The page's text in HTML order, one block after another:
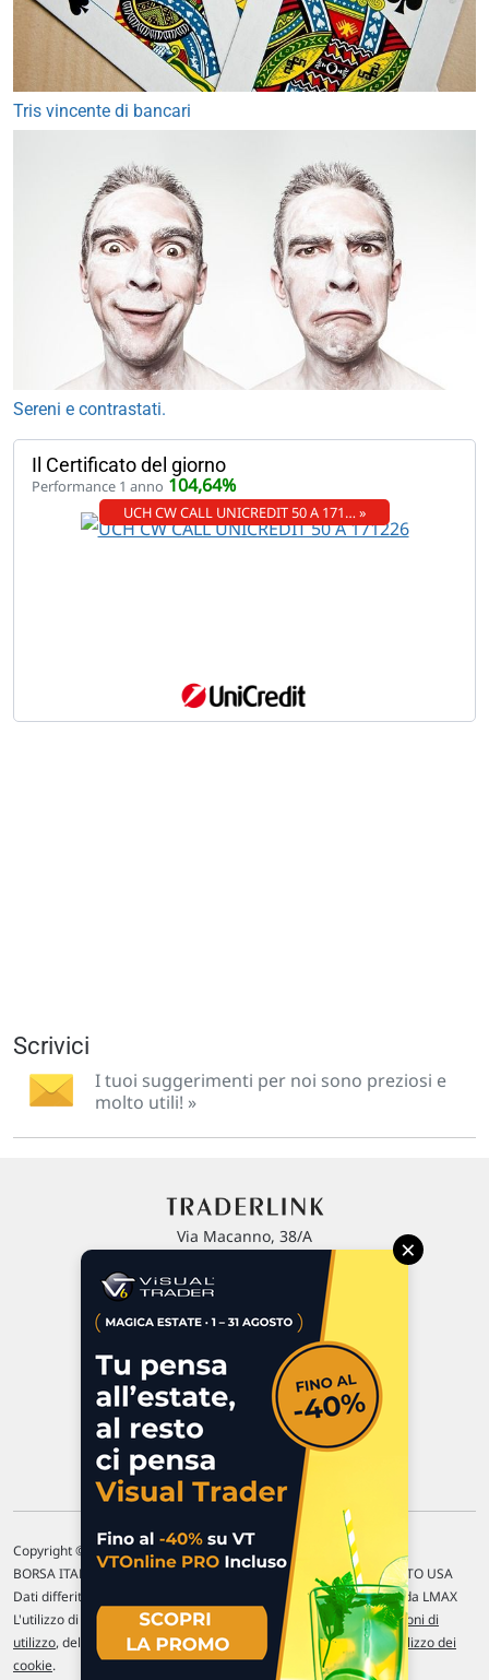
Tris vincente di bancari
Sereni e contrastati.
Il Certificato del giorno
Performance 1 anno 104,64%
UCH CW CALL UNICREDIT 50 A 171… »
Scrivici
I tuoi suggerimenti per noi sono preziosi e
molto utili! »
Via Macanno, 38/A
P.IVA 02 452 460 401
Commenti e segnalazioni
Contattaci
Copyright © 1996-2026 Traderlink Italia s.r.l.
BORSA ITALIANA Quotazioni di borsa differite di 15 min. / MERCATO USA
Dati differiti di 15 min. (fonte Intrinio) / FOREX Quotazioni fornite da LMAX
L'utilizzo di questo sito implica l'accettazione delle nostre Condizioni di
utilizzo, del Disclaimer MAR, dellePolitiche sulla privacye dell' Utilizzo dei
cookie.
×